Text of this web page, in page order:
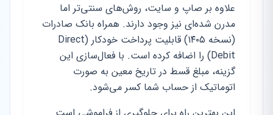
علاوه بر صاپ و سایت، روش‌های سنتی‌تر اما
مدرن شده‌ای نیز وجود دارند. همراه بانک صادرات
(نسخه ۱۴۰۵) قابلیت پرداخت خودکار (Direct
Debit) را اضافه کرده است. با فعال‌سازی این
گزینه، مبلغ قسط در تاریخ معین به صورت
اتوماتیک از حساب شما کسر می‌شود.